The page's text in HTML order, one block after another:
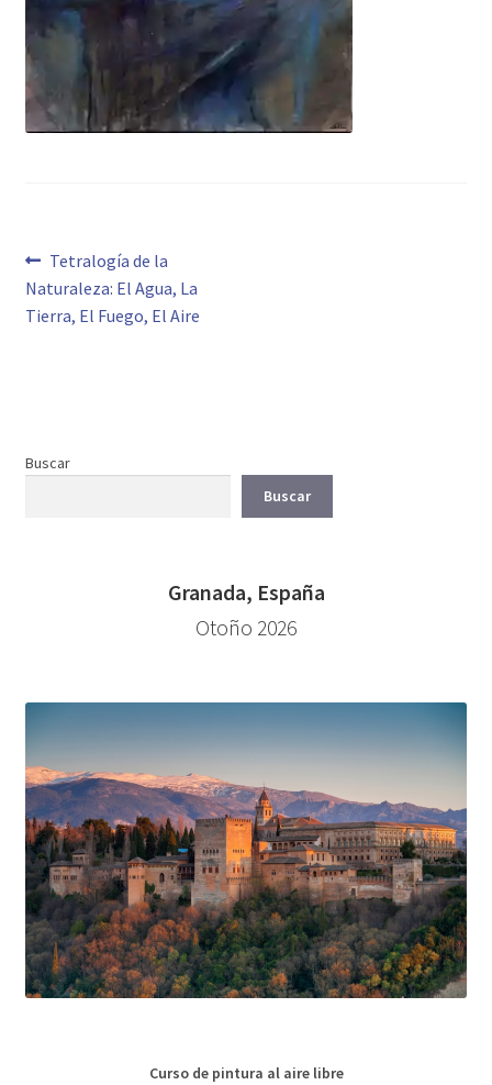
Navegación
de
Anterior:
Tetralogía de la
Naturaleza: El Agua, La
Tierra, El Fuego, El Aire
Buscar
Buscar
Granada, España
Otoño 2026
Curso de pintura al aire libre